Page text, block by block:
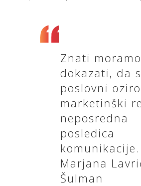
Znati moramo
dokazati, da
poslovni
marketinški
neposredna
posledica
Marjana
Šulman